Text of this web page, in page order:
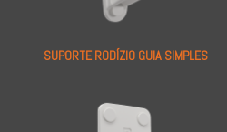
SUPORTE RODÍZIO GUIA SIMPLES